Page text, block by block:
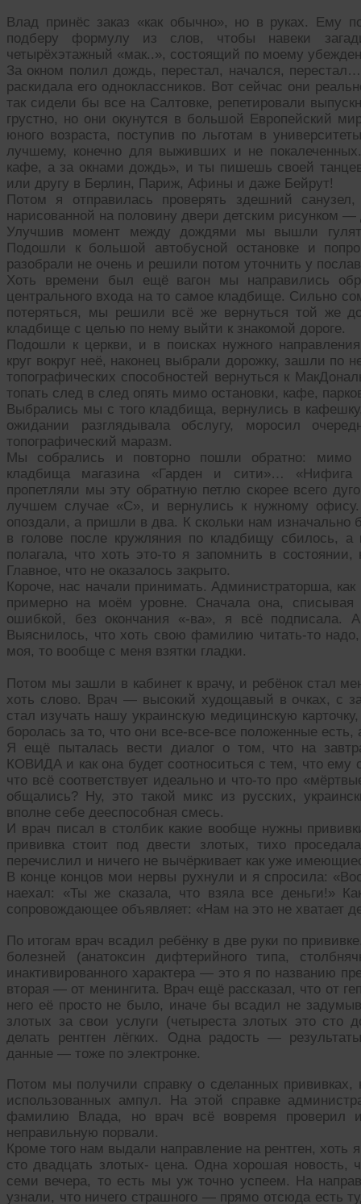
Влад принёс заказ «как обычно», но в руках. Ему
подберу формулу из слов, чтобы навеки
четырёхэтажный «мак..», состоящий по моему
За окном полил дождь, перестал, начался,
раскидала его одноклассников. Вот сейчас они
так сидели бы все на Салтовке, репетировали
грустно, но они окунутся в большой Европейский
юного возраста, поступив по льготам в
лучшему, конечно для выживших и не
кафе, а за окнами дождь», и ты пишешь своей
или другу в Берлин, Париж, Афины и даже Бейрут!
Потом я отправилась проверять здешний
нарисованной на половину двери детским рисунком —
Улучшив момент между дождями мы вышли
Подошли к большой автобусной остановке и
разобрали не очень и решили потом уточнить у
Хоть времени был ещё вагон мы направились
центрального входа на то самое кладбище. Сильно
потеряться, мы решили всё же вернуться той же
кладбище с целью по нему выйти к знакомой дороге.
Подошли к церкви, и в поисках нужного
круг вокруг неё, наконец выбрали дорожку, зашли
топографических способностей вернуться к
топать след в след опять мимо остановки, кафе,
Выбрались мы с того кладбища, вернулись в
ожидании разглядывала обслугу, моросил
топографический маразм.
Мы собрались и повторно пошли обратно: мимо
кладбища магазина «Гарден и сити»…
пропетляли мы эту обратную петлю скорее всего
лучшем случае «С», и вернулись к нужному
опоздали, а пришли в два. К скольки нам изначально
в голове после кружляния по кладбищу сбилось,
полагала, что хоть это-то я запомнить в
Главное, что не оказалось закрыто.
Короче, нас начали принимать. Администраторша,
примерно на моём уровне. Сначала она,
ошибкой, без окончания «-ва», я всё подписала.
Выяснилось, что хоть свою фамилию читать-то
моя, то вообще с меня взятки гладки.
Потом мы зашли в кабинет к врачу, и ребёнок стал
хоть слово. Врач — высокий худощавый в очках, с
стал изучать нашу украинскую медицинскую
боролась за то, что они все-все-все положенные
Я ещё пыталась вести диалог о том, что на
КОВИДА и как она будет соотноситься с тем, что ему
что всё соответствует идеально и что-то про
общались? Ну, это такой микс из русских,
вполне себе дееспособная смесь.
И врач писал в столбик какие вообще нужны
прививка стоит под двести злотых, тихо
перечислил и ничего не вычёркивает как уже
В конце концов мои нервы рухнули и я спросила:
наехал: «Ты же сказала, что взяла все деньги!»
сопровождающее объявляет: «Нам на это не хватает
По итогам врач всадил ребёнку в две руки по
болезней (анатоксин дифтерийного типа,
инактивированного характера — это я по названию
вторая — от менингита. Врач ещё рассказал, что от
него её просто не было, иначе бы всадил не
злотых за свои услуги (четыреста злотых это
делать рентген лёгких. Одна радость —
данные — тоже по электронке.
Потом мы получили справку о сделанных прививках,
использованных ампул. На этой справке
фамилию Влада, но врач всё вовремя проверил
неправильную порвали.
Кроме того нам выдали направление на рентген,
сто двадцать злотых- цена. Одна хорошая новость,
семи вечера, то есть мы уж точно успеем. На
узнали, что ничего страшного — прямо отсюда есть